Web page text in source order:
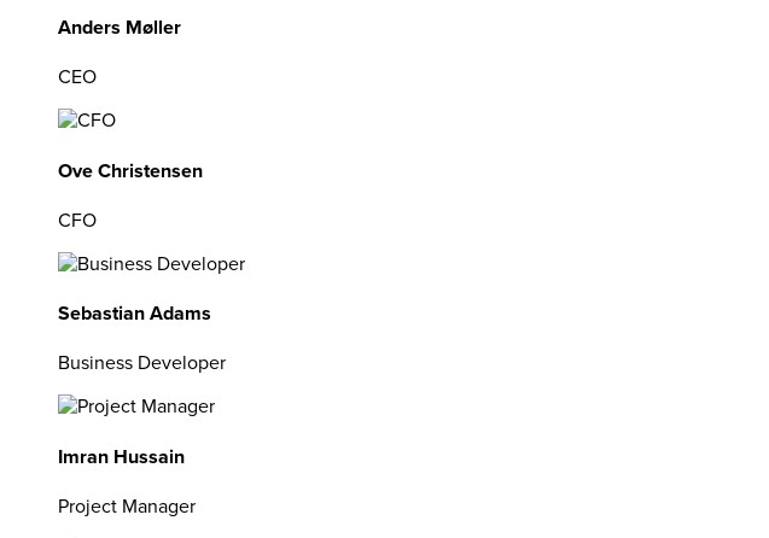
Anders Møller
CEO
Ove Christensen
CFO
Sebastian Adams
Business Developer
Imran Hussain
Project Manager